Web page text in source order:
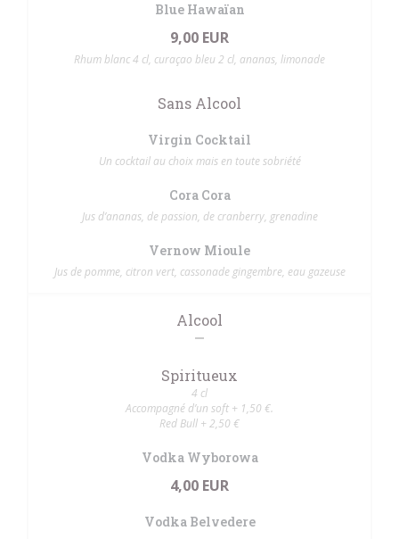
Blue Hawaïan
9,00 EUR
Rhum blanc 4 cl, curaçao bleu 2 cl, ananas, limonade
Sans Alcool
Virgin Cocktail
Un cocktail au choix mais en toute sobriété
Cora Cora
Jus d’ananas, de passion, de cranberry, grenadine
Vernow Mioule
Jus de pomme, citron vert, cassonade gingembre, eau gazeuse
Alcool
Spiritueux
4 cl
Accompagné d’un soft + 1,50 €.
Red Bull + 2,50 €
Vodka Wyborowa
4,00 EUR
Vodka Belvedere